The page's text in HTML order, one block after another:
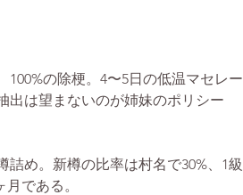
の除梗。4〜5日の低温マセレー
出は望まないのが姉妹のポリシー
詰め。新樽の比率は村名で30%、1級
である。